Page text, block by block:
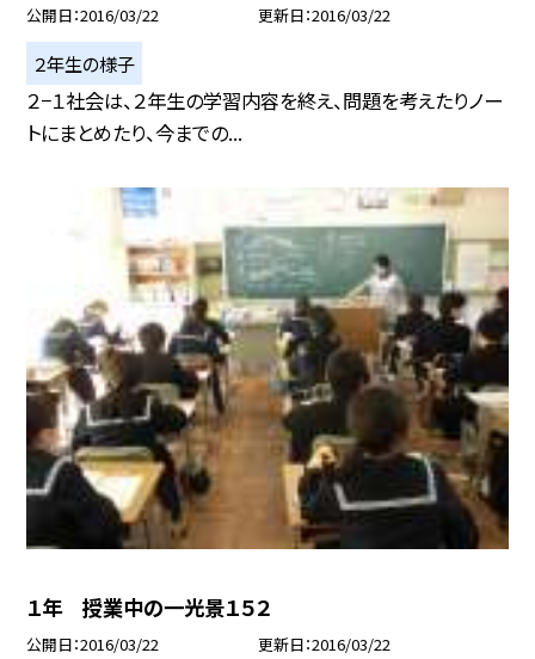
公開日 2016/03/22 更新日 2016/03/22
２年生の様子
２−１社会は、２年生の学習内容を終え、問題を考えたりノー
トにまとめたり、今までの...
１年 授業中の一光景１５２
公開日 2016/03/22 更新日 2016/03/22